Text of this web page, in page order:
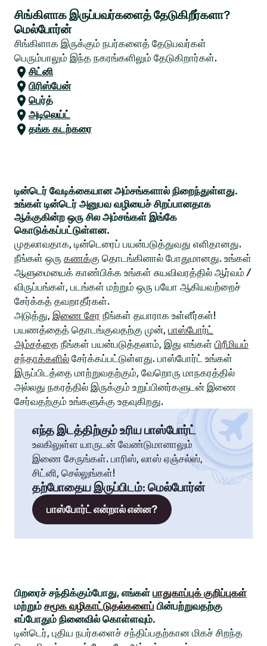
சிங்கிளாக இருப்பவர்களைத் தேடுகிறீர்களா?
மெல்போர்ன்
சிங்கிளாக இருக்கும் நபர்களைத் தேடுபவர்கள்
பெரும்பாலும் இந்த நகரங்களிலும் தேடுகிறார்கள்.
சிட்னி
பிரிஸ்பேன்
பெர்த்
அடிலெய்ட்
தங்க கடற்கரை
டின்டெர் வேடிக்கையான அம்சங்களால் நிறைந்துள்ளது.
உங்கள் டின்டெர் அனுபவ வழியைச் சிறப்பானதாக
ஆக்குகின்ற ஒரு சில அம்சங்கள் இங்கே
கொடுக்கப்பட்டுள்ளன.
முதலாவதாக, டின்டெரைப் பயன்படுத்துவது எளிதானது.
நீங்கள் ஒரு கணக்கு தொடங்கினால் போதுமானது. உங்கள்
ஆளுமையைக் காண்பிக்க உங்கள் சுயவிவரத்தில் ஆர்வம் /
விருப்பங்கள், படங்கள் மற்றும் ஒரு பயோ ஆகியவற்றைச்
சேர்க்கத் தவறாதீர்கள்.
அடுத்து, இணை சேர நீங்கள் தயாராக உள்ளீர்கள்!
பயணத்தைத் தொடங்குவதற்கு முன், பாஸ்போர்ட்
அம்சத்தை நீங்கள் பயன்படுத்தலாம், இது எங்கள் பிரீமியம்
சந்தாக்களில் சேர்க்கப்பட்டுள்ளது. பாஸ்போர்ட் உங்கள்
இருப்பிடத்தை மாற்றுவதற்கும், வேறொரு மாநகரத்தில்
அல்லது நகரத்தில் இருக்கும் உறுப்பினர்களுடன் இணை
சேர்வதற்கும் உங்களுக்கு உதவுகிறது.
எந்த இடத்திற்கும் உரிய பாஸ்போர்ட்
உலகிலுள்ள யாருடன் வேண்டுமானாலும்
இணை சேருங்கள். பாரிஸ், லாஸ் ஏஞ்சல்ஸ்,
சிட்னி, செல்லுங்கள்!
தற்போதைய இருப்பிடம்: மெல்போர்ன்
பாஸ்போர்ட் என்றால் என்ன?
பிறரைச் சந்திக்கும்போது, எங்கள் பாதுகாப்புக் குறிப்புகள்
மற்றும் சமூக வழிகாட்டுதல்களைப் பின்பற்றுவதற்கு
எப்போதும் நினைவில் கொள்ளவும்.
டின்டெர், புதிய நபர்களைச் சந்திப்பதற்கான மிகச் சிறந்த